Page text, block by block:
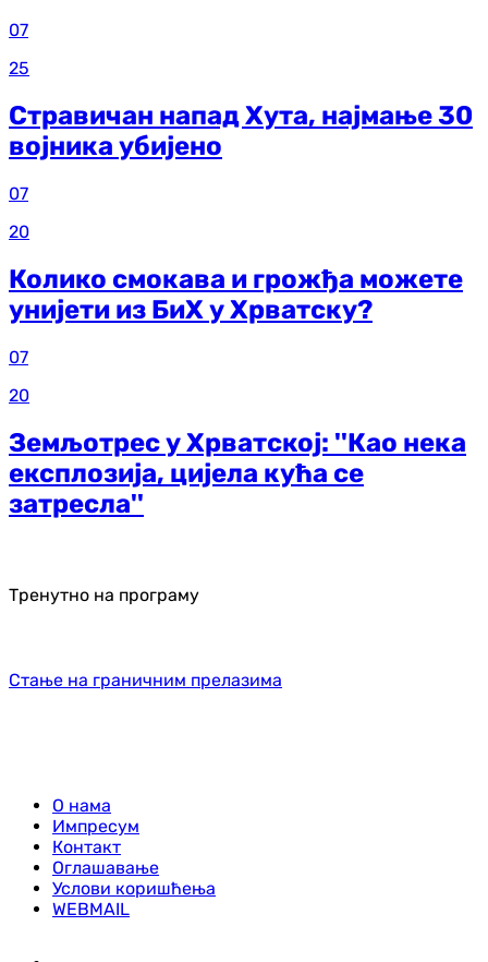
07
25
Стравичан напад Хута, најмање 30
војника убијено
07
20
Колико смокава и грожђа можете
унијети из БиХ у Хрватску?
07
20
Земљотрес у Хрватској: ''Као нека
експлозија, цијела кућа се
затресла''
Тренутно на програму
Стање на граничним прелазима
О нама
Импресум
Контакт
Оглашавање
Услови коришћења
WEBMAIL